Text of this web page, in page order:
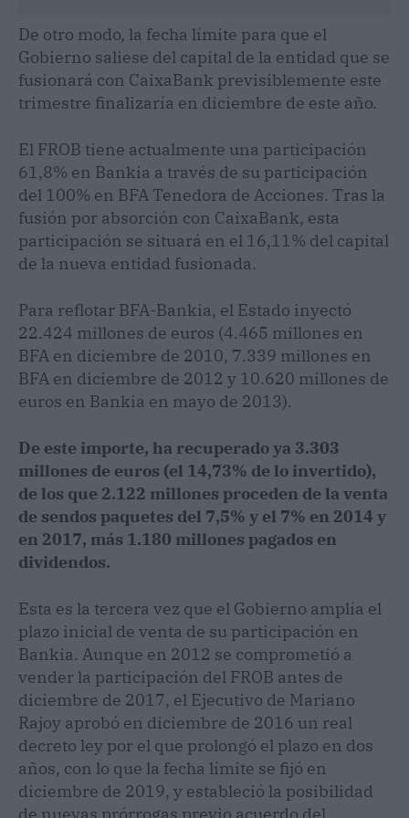
De otro modo, la fecha límite para que el
Gobierno saliese del capital de la entidad que se
fusionará con CaixaBank previsiblemente este
trimestre finalizaría en diciembre de este año.
El FROB tiene actualmente una participación
61,8% en Bankia a través de su participación
del 100% en BFA Tenedora de Acciones. Tras la
fusión por absorción con CaixaBank, esta
participación se situará en el 16,11% del capital
de la nueva entidad fusionada.
Para reflotar BFA-Bankia, el Estado inyectó
22.424 millones de euros (4.465 millones en
BFA en diciembre de 2010, 7.339 millones en
BFA en diciembre de 2012 y 10.620 millones de
euros en Bankia en mayo de 2013).
De este importe, ha recuperado ya 3.303
millones de euros (el 14,73% de lo invertido),
de los que 2.122 millones proceden de la venta
de sendos paquetes del 7,5% y el 7% en 2014 y
en 2017, más 1.180 millones pagados en
dividendos.
Esta es la tercera vez que el Gobierno amplía el
plazo inicial de venta de su participación en
Bankia. Aunque en 2012 se comprometió a
vender la participación del FROB antes de
diciembre de 2017, el Ejecutivo de Mariano
Rajoy aprobó en diciembre de 2016 un real
decreto ley por el que prolongó el plazo en dos
años, con lo que la fecha límite se fijó en
diciembre de 2019, y estableció la posibilidad
de nuevas prórrogas previo acuerdo del